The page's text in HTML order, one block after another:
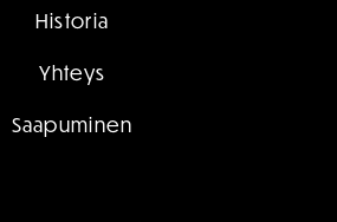
Historia
Yhteys
Saapuminen